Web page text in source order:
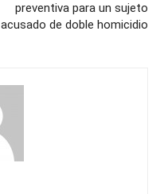
preventiva para un sujeto
acusado de doble homicidio